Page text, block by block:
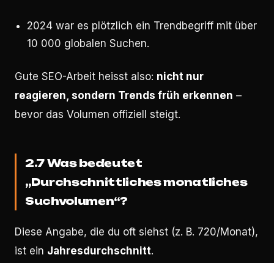
2024 war es plötzlich ein Trendbegriff mit über
10 000 globalen Suchen.
Gute SEO-Arbeit heisst also: nicht nur
reagieren, sondern Trends früh erkennen –
bevor das Volumen offiziell steigt.
2.7 Was bedeutet
„Durchschnittliches monatliches
Suchvolumen“?
Diese Angabe, die du oft siehst (z. B. 720/Monat),
ist ein Jahresdurchschnitt.